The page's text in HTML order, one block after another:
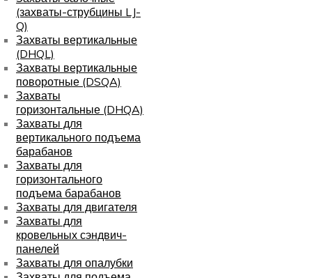
(захваты-струбцины LJ-
Q)
Захваты вертикальные
(DHQL)
Захваты вертикальные
поворотные (DSQA)
Захваты
горизонтальные (DHQA)
Захваты для
вертикального подъема
барабанов
Захваты для
горизонтального
подъема барабанов
Захваты для двигателя
Захваты для
кровельных сэндвич-
панелей
Захваты для опалубки